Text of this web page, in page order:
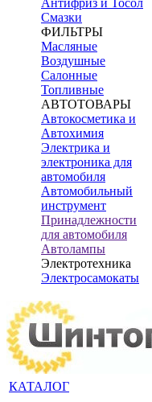
Смазки
ФИЛЬТРЫ
Масляные
Воздушные
Салонные
Топливные
АВТОТОВАРЫ
Автокосметика и
Автохимия
Электрика и
электроника для
автомобиля
Автомобильный
инструмент
Принадлежности
для автомобиля
Автолампы
Электротехника
Электросамокаты
КАТАЛОГ